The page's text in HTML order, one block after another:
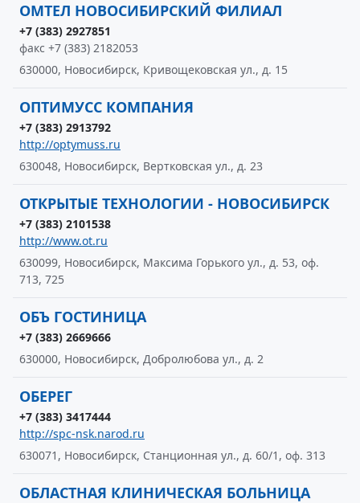
ОМТЕЛ НОВОСИБИРСКИЙ ФИЛИАЛ
+7 (383) 2927851
факс +7 (383) 2182053
630000, Новосибирск, Кривощековская ул., д. 15
ОПТИМУСС КОМПАНИЯ
+7 (383) 2913792
http://optymuss.ru
630048, Новосибирск, Вертковская ул., д. 23
ОТКРЫТЫЕ ТЕХНОЛОГИИ - НОВОСИБИРСК
+7 (383) 2101538
http://www.ot.ru
630099, Новосибирск, Максима Горького ул., д. 53, оф.
713, 725
ОБЪ ГОСТИНИЦА
+7 (383) 2669666
630000, Новосибирск, Добролюбова ул., д. 2
ОБЕРЕГ
+7 (383) 3417444
http://spc-nsk.narod.ru
630071, Новосибирск, Станционная ул., д. 60/1, оф. 313
ОБЛАСТНАЯ КЛИНИЧЕСКАЯ БОЛЬНИЦА